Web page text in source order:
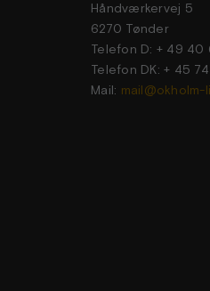
Håndværkervej 5
6270 Tønder
Telefon D: + 49 40
Telefon DK: + 45
Mail: mail@okholm-